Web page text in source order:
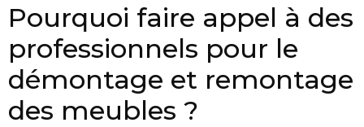
Pourquoi faire appel à des
professionnels pour le
démontage et remontage
des meubles ?